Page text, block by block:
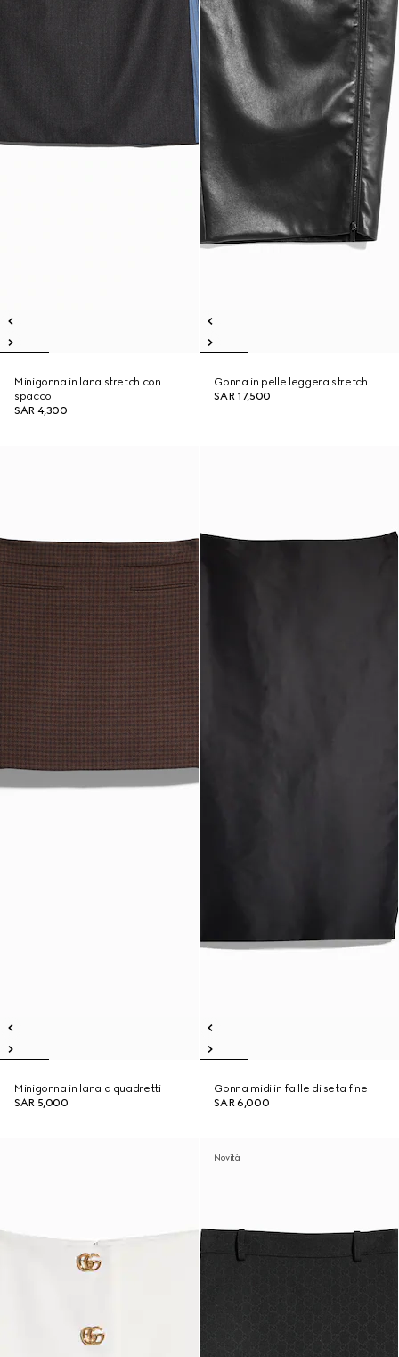
Minigonna in lana stretch con
spacco
SAR 4,300
Gonna in pelle leggera stretch
SAR 17,500
Minigonna in lana a quadretti
SAR 5,000
Gonna midi in faille di seta fine
SAR 6,000
Novità